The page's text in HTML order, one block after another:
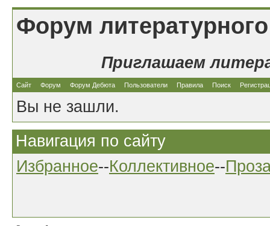
Форум
Приглашаем
Сайт Форум Форум Дебюта Пользователи Правила Поиск
Вы не зашли.
Навигация по сайту
Избранное--Коллективное--